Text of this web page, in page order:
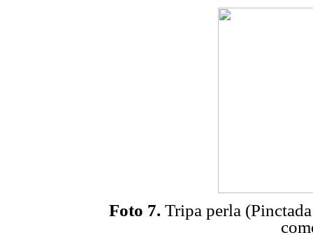
Foto 7. Tripa perla